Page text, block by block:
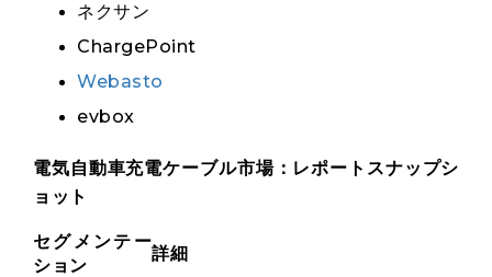
ネクサン
ChargePoint
Webasto
evbox
電気自動車充電ケーブル市場：レポートスナップシ
ョット
セグメンテー
ション
詳細